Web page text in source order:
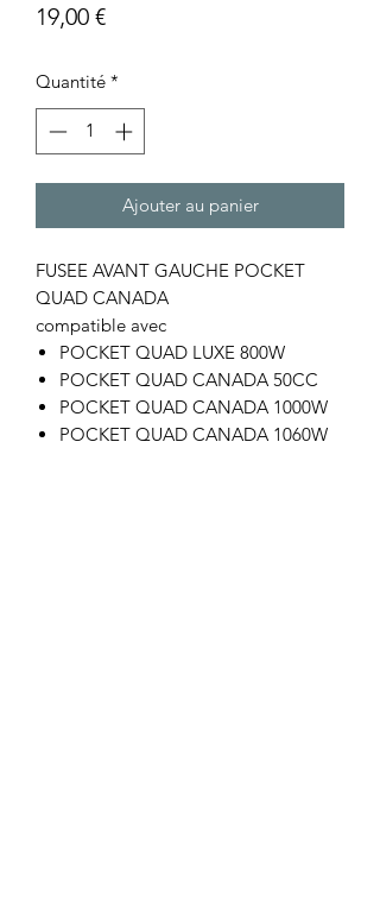
19,00 €Prix
Quantité *
Ajouter au panier
FUSEE AVANT GAUCHE POCKET
QUAD CANADA
compatible avec
POCKET QUAD LUXE 800W
POCKET QUAD CANADA 50CC
POCKET QUAD CANADA 1000W
POCKET QUAD CANADA 1060W